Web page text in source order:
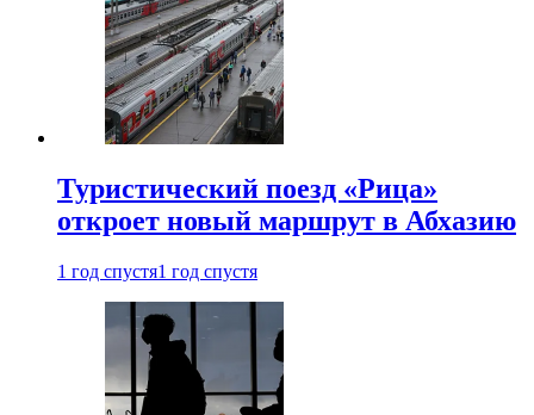
Туристический поезд «Рица»
откроет новый маршрут в Абхазию
1 год спустя1 год спустя